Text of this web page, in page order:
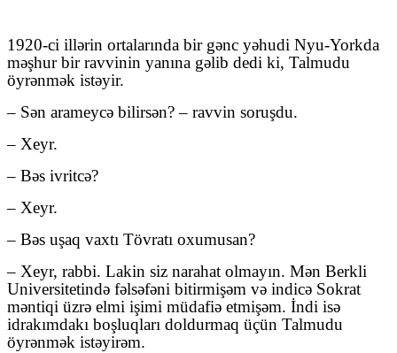
1920-ci illərin ortalarında bir gənc yəhudi Nyu-Yorkda
məşhur bir ravvinin yanına gəlib dedi ki, Talmudu
öyrənmək istəyir.
– Sən arameycə bilirsən? – ravvin soruşdu.
– Xeyr.
– Bəs ivritcə?
– Xeyr.
– Bəs uşaq vaxtı Tövratı oxumusan?
– Xeyr, rabbi. Lakin siz narahat olmayın. Mən Berkli
Universitetində fəlsəfəni bitirmişəm və indicə Sokrat
məntiqi üzrə elmi işimi müdafiə etmişəm. İndi isə
idrakımdakı boşluqları doldurmaq üçün Talmudu
öyrənmək istəyirəm.